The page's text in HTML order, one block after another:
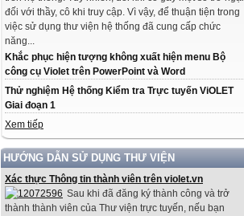
đối với thầy, cô khi truy cập. Vì vậy, để thuận tiện trong
việc sử dụng thư viện hệ thống đã cung cấp chức
năng...
Khắc phục hiện tượng không xuất hiện menu Bộ
công cụ Violet trên PowerPoint và Word
Thử nghiệm Hệ thống Kiểm tra Trực tuyến ViOLET
Giai đoạn 1
Xem tiếp
HƯỚNG DẪN SỬ DỤNG THƯ VIỆN
Xác thực Thông tin thành viên trên violet.vn
Sau khi đã đăng ký thành công và trở
thành thành viên của Thư viện trực tuyến, nếu bạn